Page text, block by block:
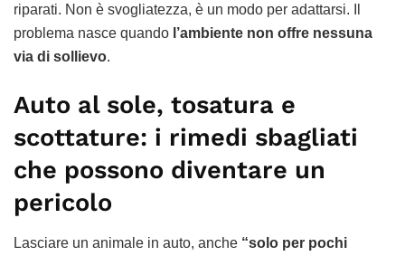
riparati. Non è svogliatezza, è un modo per adattarsi. Il
problema nasce quando l’ambiente non offre nessuna
via di sollievo.
Auto al sole, tosatura e
scottature: i rimedi sbagliati
che possono diventare un
pericolo
Lasciare un animale in auto, anche “solo per pochi